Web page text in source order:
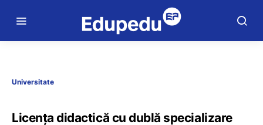
Universitate
Licența didactică cu dublă specializare